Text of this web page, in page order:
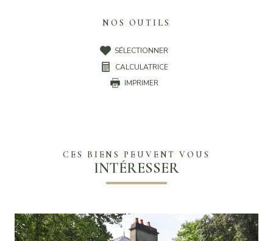
NOS OUTILS
SÉLECTIONNER
CALCULATRICE
IMPRIMER
CES BIENS PEUVENT VOUS
INTÉRESSER